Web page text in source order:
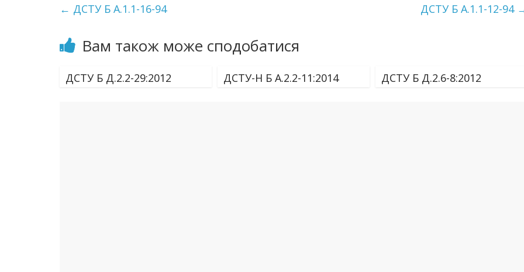
← ДСТУ Б А.1.1-16-94 ДСТУ Б А.1.1-12-94
Вам також може сподобатися
ДСТУ Б Д.2.2-29:2012 ДСТУ-Н Б А.2.2-11:2014 ДСТУ Б Д.2.6-8:2012